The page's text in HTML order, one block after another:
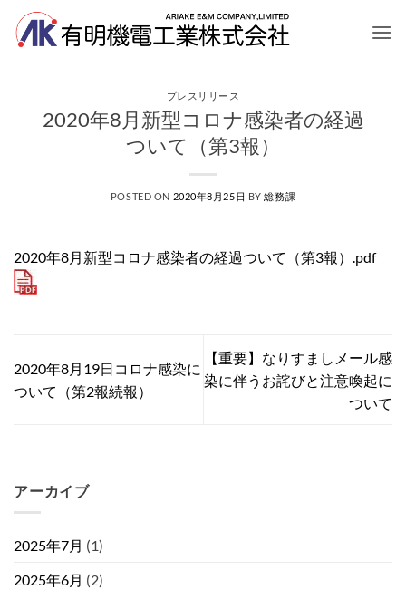
プレスリリース
2020年8月新型コロナ感染者の経過
ついて（第3報）
POSTED ON 2020年8月25日 BY総務課
2020年8月新型コロナ感染者の経過ついて（第3報）.pdf
2020年8月19日コロナ感染に
ついて（第2報続報）
【重要】なりすましメール感
染に伴うお詫びと注意喚起に
ついて
アーカイブ
2025年7月 (1)
2025年6月 (2)